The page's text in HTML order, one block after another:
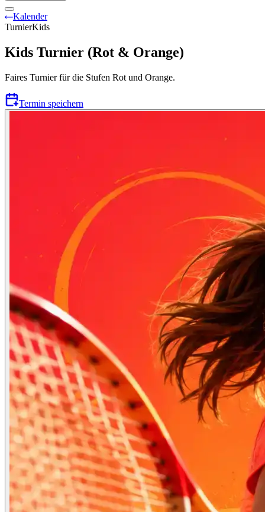
Kalender
TurnierKids
Kids Turnier (Rot & Orange)
Faires Turnier für die Stufen Rot und Orange.
Termin speichern